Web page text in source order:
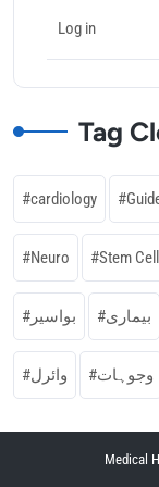
Log in
Tag
cardiology
Neuro Stem
بواسیر بیماری
وائرل وجوہات
Medical